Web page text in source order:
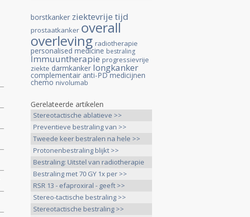
borstkanker ziektevrije tijd
prostaatkanker overall
overleving radiotherapie
personalised medicine bestraling
Immuuntherapie progressievrije
ziekte darmkanker longkanker
complementair anti-PD medicijnen
chemo nivolumab
Gerelateerde artikelen
Stereotactische ablatieve >>
Preventieve bestraling van >>
Tweede keer bestralen na hele >>
Protonenbestraling blijkt >>
Bestraling: Uitstel van radiotherapie
>>
Bestraling met 70 GY 1x per >>
RSR 13 - efaproxiral - geeft >>
Stereo-tactische bestraling >>
Stereotactische bestraling >>